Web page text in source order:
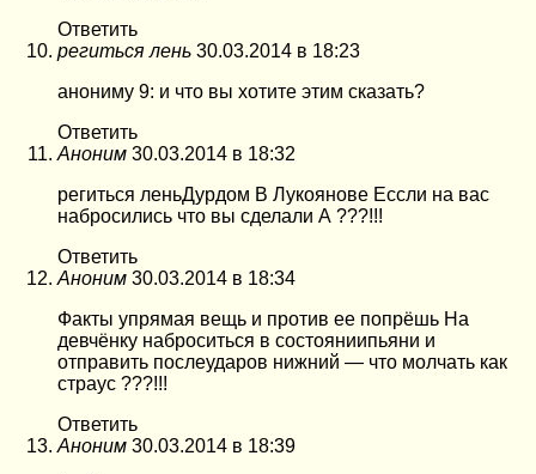
Ответить
региться лень 30.03.2014 в 18:23
анониму 9: и что вы хотите этим сказать?
Ответить
Аноним 30.03.2014 в 18:32
региться леньДурдом В Лукоянове Ессли на вас
набросились что вы сделали А ???!!!
Ответить
Аноним 30.03.2014 в 18:34
Факты упрямая вещь и против ее попрёшь На
девчёнку наброситься в состояниипьяни и
отправить послеударов нижний — что молчать как
страус ???!!!
Ответить
Аноним 30.03.2014 в 18:39